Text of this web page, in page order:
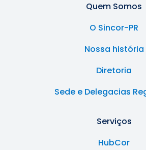
Quem Somos
O Sincor-PR
Nossa história
Diretoria
Sede e Delegacias
Serviços
HubCor